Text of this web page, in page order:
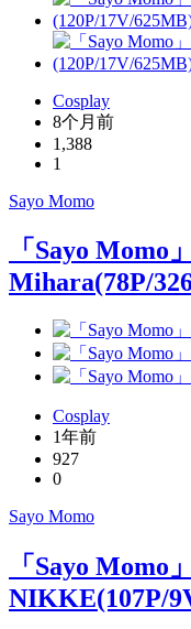
Cosplay
8个月前
1,388
1
Sayo Momo
「Sayo Momo
Mihara(78P/
Cosplay
1年前
927
0
Sayo Momo
「Sayo Momo
NIKKE(107P/